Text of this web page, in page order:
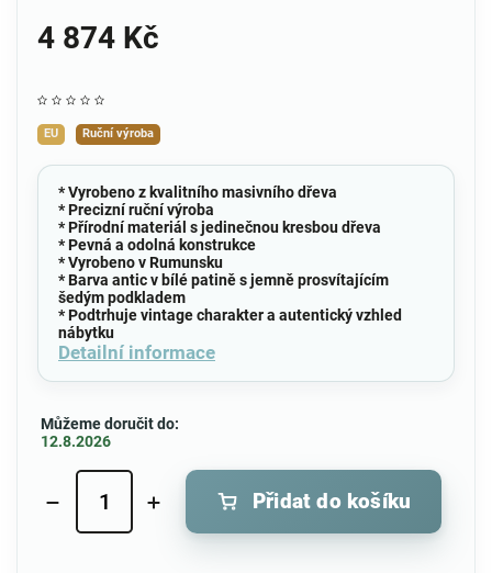
4 874 Kč
EU Ruční výroba
* Vyrobeno z kvalitního masivního dřeva
* Precizní ruční výroba
* Přírodní materiál s jedinečnou kresbou dřeva
* Pevná a odolná konstrukce
* Vyrobeno v Rumunsku
* Barva antic v bílé patině s jemně prosvítajícím
šedým podkladem
* Podtrhuje vintage charakter a autentický vzhled
nábytku
Detailní informace
Můžeme doručit do:
12.8.2026
Přidat do košíku